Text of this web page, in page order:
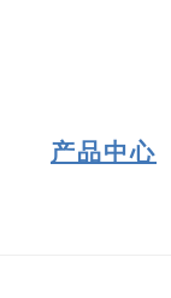
产品中心